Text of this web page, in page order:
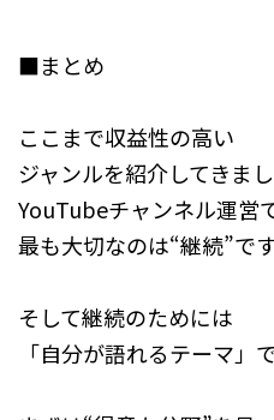
■まとめ
ここまで収益性の高い
ジャンルを紹介してきまし
YouTubeチャンネル運営
最も大切なのは“継続”です
そして継続のためには
「自分が語れるテーマ」